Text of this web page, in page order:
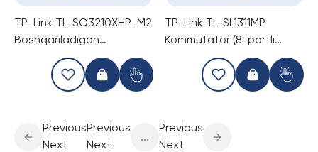
TP-Link TL-SG3210XHP-M2
Boshqariladigan
Kommutator (PoE Switch)
TP-Link TL-SL1311MP
Kommutator (8-portli
Previous
Next
Previous
Next
...
Previous
Next